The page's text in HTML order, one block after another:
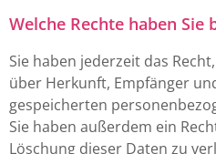
Welche Rechte haben Sie
Sie haben jederzeit das
über Herkunft, Empfänger
gespeicherten
Sie haben außerdem ein
Löschung dieser Daten zu